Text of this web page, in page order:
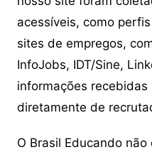
acessíveis, como
sites de empregos,
InfoJobs, IDT/Sine,
informações
diretamente de
O Brasil Educando